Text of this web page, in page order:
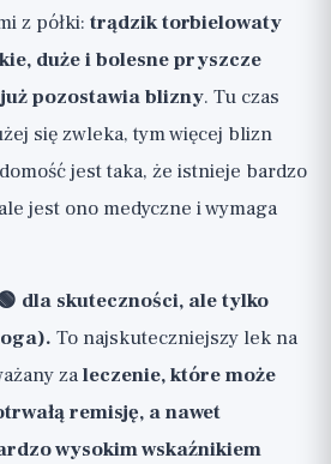
z półki: trądzik torbielowaty
duże i bolesne pryszcze
pozostawia blizny. Tu czas
się zwleka, tym więcej blizn
jest taka, że istnieje bardzo
jest ono medyczne i wymaga
dla skuteczności, ale tylko
To najskuteczniejszy lek na
zaleczenie, które może
remisję, a nawet
wysokim wskaźnikiem